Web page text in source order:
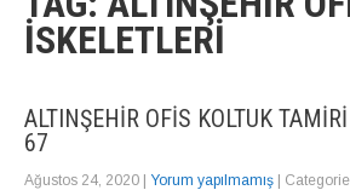
İSKELETLERI
ALTINŞEHIR OFIS KOLTUK
67
Ağustos 24, 2020 | Yorum yapılmamış |